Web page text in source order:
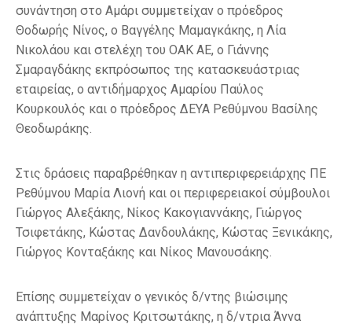
συνάντηση στο Αμάρι συμμετείχαν ο πρόεδρος
Θοδωρής Νίνος, ο Βαγγέλης Μαμαγκάκης, η Λία
Νικολάου και στελέχη του ΟΑΚ ΑΕ, ο Γιάννης
Σμαραγδάκης εκπρόσωπος της κατασκευάστριας
εταιρείας, ο αντιδήμαρχος Αμαρίου Παύλος
Κουρκουλός και ο πρόεδρος ΔΕΥΑ Ρεθύμνου Βασίλης
Θεοδωράκης.
Στις δράσεις παραβρέθηκαν η αντιπεριφερειάρχης ΠΕ
Ρεθύμνου Μαρία Λιονή και οι περιφερειακοί σύμβουλοι
Γιώργος Αλεξάκης, Νίκος Κακογιαννάκης, Γιώργος
Τσιφετάκης, Κώστας Δανδουλάκης, Κώστας Ξενικάκης,
Γιώργος Κονταξάκης και Νίκος Μανουσάκης.
Επίσης συμμετείχαν ο γενικός δ/ντης βιώσιμης
ανάπτυξης Μαρίνος Κριτσωτάκης, η δ/ντρια Άννα